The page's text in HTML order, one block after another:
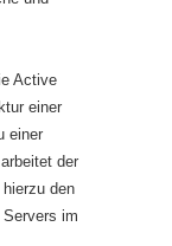
Active
einer
einer
der
den
im